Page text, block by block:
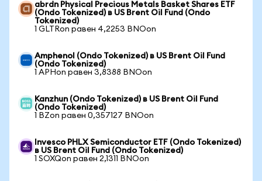
abrdn Physical Precious Metals Basket Shares ETF
(Ondo Tokenized) в US Brent Oil Fund (Ondo
Tokenized)
1 GLTRon равен 4,2253 BNOon
Amphenol (Ondo Tokenized) в US Brent Oil Fund
(Ondo Tokenized)
1 APHon равен 3,8388 BNOon
Kanzhun (Ondo Tokenized) в US Brent Oil Fund
(Ondo Tokenized)
1 BZon равен 0,357127 BNOon
Invesco PHLX Semiconductor ETF (Ondo Tokenized)
в US Brent Oil Fund (Ondo Tokenized)
1 SOXQon равен 2,1311 BNOon